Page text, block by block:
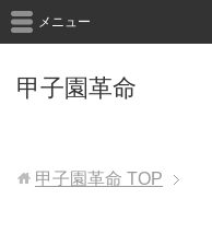
甲子園革命
メニュー
甲子園革命 TOP